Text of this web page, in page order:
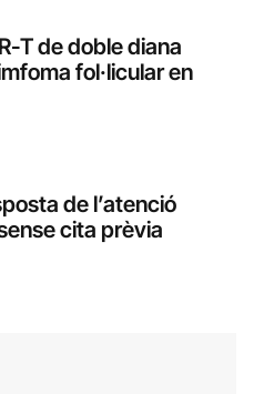
T de doble diana
fol·licular en
de l’atenció
cita prèvia